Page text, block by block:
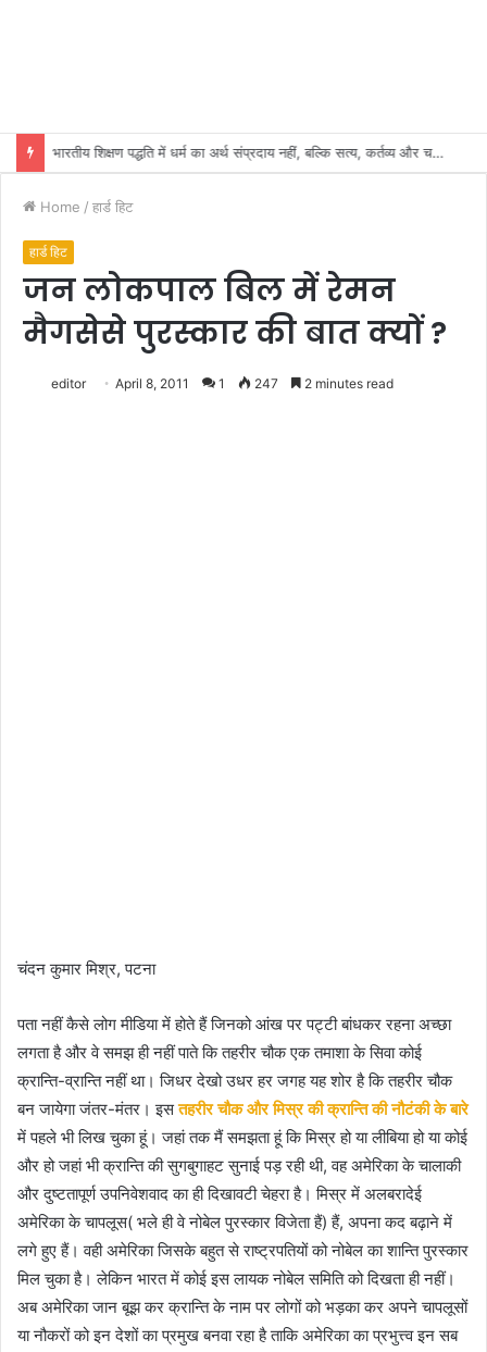
भारतीय शिक्षण पद्धति में धर्म का अर्थ संप्रदाय नहीं, बल्कि सत्य, कर्तव्य और चरित्र निर्माण है: विजय प्रकाश
Home / हार्ड हिट
हार्ड हिट
जन लोकपाल बिल में रेमन
मैगसेसे पुरस्कार की बात क्यों ?
editor April 8, 2011 1 247 2 minutes read
चंदन कुमार मिश्र, पटना
पता नहीं कैसे लोग मीडिया में होते हैं जिनको आंख पर पट्टी बांधकर रहना अच्छा
लगता है और वे समझ ही नहीं पाते कि तहरीर चौक एक तमाशा के सिवा कोई
क्रान्ति-व्रान्ति नहीं था। जिधर देखो उधर हर जगह यह शोर है कि तहरीर चौक
बन जायेगा जंतर-मंतर। इसतहरीर चौक और मिस्र की क्रान्ति की नौटंकी के बारे
में पहले भी लिख चुका हूं। जहां तक मैं समझता हूं कि मिस्र हो या लीबिया हो या कोई
और हो जहां भी क्रान्ति की सुगबुगाहट सुनाई पड़ रही थी, वह अमेरिका के चालाकी
और दुष्टतापूर्ण उपनिवेशवाद का ही दिखावटी चेहरा है। मिस्र में अलबरादेई
अमेरिका के चापलूस( भले ही वे नोबेल पुरस्कार विजेता हैं) हैं, अपना कद बढ़ाने में
लगे हुए हैं। वही अमेरिका जिसके बहुत से राष्ट्रपतियों को नोबेल का शान्ति पुरस्कार
मिल चुका है। लेकिन भारत में कोई इस लायक नोबेल समिति को दिखता ही नहीं।
अब अमेरिका जान बूझ कर क्रान्ति के नाम पर लोगों को भड़का कर अपने चापलूसों
या नौकरों को इन देशों का प्रमुख बनवा रहा है ताकि अमेरिका का प्रभुत्त्व इन सब